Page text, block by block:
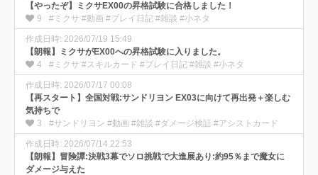
【やったぞ】ミクサEX00の昇格試験に合格しました！
9
#ミクサ #動画 #プレイ日記 #雑談 #小ネタ
作成日時: 2026/07/19 15:49
【朗報】ミクサがEX00への昇格試験に入りました。
4
#ミクサ #スキルカード #プレイ日記 #雑談 #小ネタ
作成日時: 2026/07/17 00:08
【再スタート】全国対戦:サンドリヨン EX03に向けて再出発＋楽しむ
気持ちで
3
#サンドリヨン #動画 #雑談 #ダメージ検証 #アシストカード
作成日時: 2026/07/14 22:53
【朗報】冒険譚:決戦3幕でソロ挑戦で大進展あり:約95％まで魔女に
ダメージ与えた